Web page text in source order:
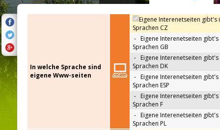
In welche Sprache sind
eigene Www-seiten
Eigene Interenetseiten gibt's
Sprachen CZ
- Eigene Interenetseiten gibt's
Sprachen GB
- Eigene Interenetseiten gibt's
Sprachen DK
- Eigene Interenetseiten gibt's
Sprachen ESP
- Eigene Interenetseiten gibt's
Sprachen F
- Eigene Interenetseiten gibt's
Sprachen PL